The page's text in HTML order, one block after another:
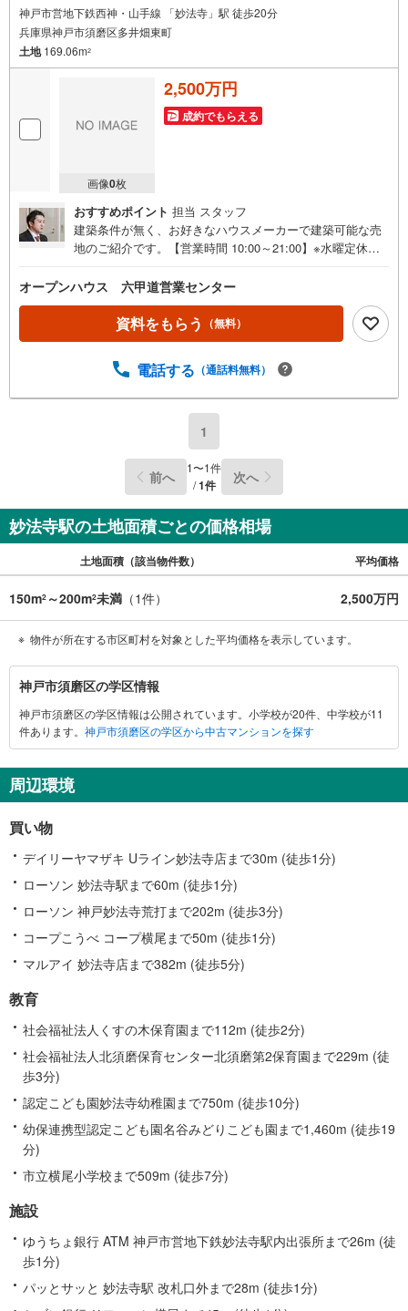
神戸市営地下鉄西神・山手線 「妙法寺」駅 徒歩20分
兵庫県神戸市須磨区多井畑東町
土地169.06m2
画像0枚
2,500万円
成約でもらえる
おすすめポイント 担当 スタッフ
建築条件が無く、お好きなハウスメーカーで建築可能な売
地のご紹介です。【営業時間 10:00～21:00】※水曜定休上
軽にご連絡ください！現地を見学される場合は「室内・現
地を見学する（無料）」ボタンよりご希望の日時をご記入
いただけますとスムーズにご案内が可能です。◎現地のご
案内について・平日や夜遅い時間帯もご案内が可能 ※定休
いたします。・車でご自宅や最寄り駅等、ご指定の場所ま
◎個別FP相談会 無料物件のご紹介だけでなく住宅ロー
ン・資金のご相談、まずは家探しについて話を聞きたいと
いう方も大歓迎です！年間8000棟以上の限定物件を発表し
ているオープンハウスだから出会える物件が多数ございま
す。ぜひお気軽にご連絡・ご相談ください！※限定物件:当
ープンハウス・ディベロップメントの物件
オープンハウス 六甲道営業センター
資料をもらう （無料）
電話する （通話料無料）
1
前へ 1〜1件
/1件 次へ
妙法寺駅の土地面積ごとの価格相場
土地面積（該当物件数） 平均価格
150m2 ～200m2未満 （1件） 2,500万円
物件が所在する市区町村を対象とした平均価格を表示しています。
神
戸
市
須
区
に
す
る
神戸市須磨区の学区情報
神戸市須磨区の学区情報は公開されています。小学校が20件、中学校が11
件あります。 神戸市須磨区の学区から中古マンションを探す
周辺環境
買い物
デイリーヤマザキ Uライン妙法寺店まで30m (徒歩1分)
ローソン 妙法寺駅まで60m (徒歩1分)
ローソン 神戸妙法寺荒打まで202m (徒歩3分)
コープこうべ コープ横尾まで50m (徒歩1分)
マルアイ 妙法寺店まで382m (徒歩5分)
教育
社会福祉法人くすの木保育園まで112m (徒歩2分)
社会福祉法人北須磨保育センター北須磨第2保育園まで229m (徒
歩3分)
認定こども園妙法寺幼稚園まで750m (徒歩10分)
幼保連携型認定こども園名谷みどりこども園まで1,460m (徒歩19
分)
市立横尾小学校まで509m (徒歩7分)
施設
ゆうちょ銀行 ATM 神戸市営地下鉄妙法寺駅内出張所まで26m (徒
歩1分)
パッとサッと 妙法寺駅 改札口外まで28m (徒歩1分)